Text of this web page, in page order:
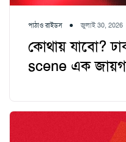
পাঠাও রাইডস জুলাই 30, 2026
কোথায় যাবো?
scene এক